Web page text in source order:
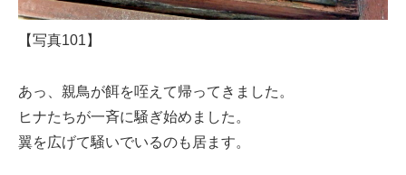
【写真101】
あっ、親鳥が餌を咥えて帰ってきました。
ヒナたちが一斉に騒ぎ始めました。
翼を広げて騒いでいるのも居ます。